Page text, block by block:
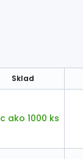
Sklad
ako 1000 ks